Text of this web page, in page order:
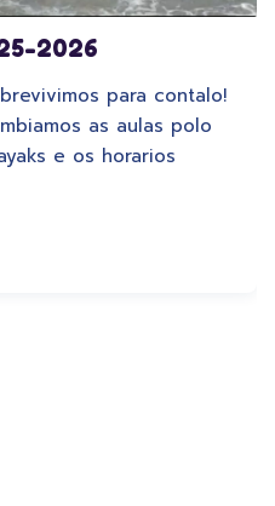
2026
para contalo!
as aulas polo
e os horarios